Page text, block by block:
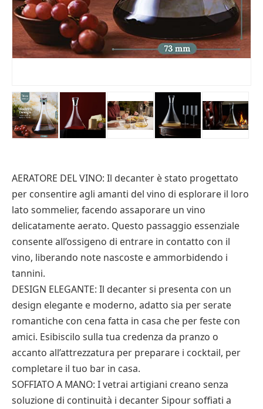
AERATORE DEL VINO: Il decanter è stato progettato
per consentire agli amanti del vino di esplorare il loro
lato sommelier, facendo assaporare un vino
delicatamente aerato. Questo passaggio essenziale
consente all’ossigeno di entrare in contatto con il
vino, liberando note nascoste e ammorbidendo i
tannini.
DESIGN ELEGANTE: Il decanter si presenta con un
design elegante e moderno, adatto sia per serate
romantiche con cena fatta in casa che per feste con
amici. Esibiscilo sulla tua credenza da pranzo o
accanto all’attrezzatura per preparare i cocktail, per
completare il tuo bar in casa.
SOFFIATO A MANO: I vetrai artigiani creano senza
soluzione di continuità i decanter Sipour soffiati a